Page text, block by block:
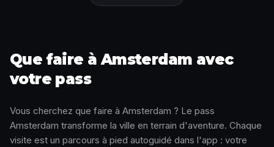
Que faire à Amsterdam avec
votre pass
Vous cherchez que faire à Amsterdam ? Le pass
Amsterdam transforme la ville en terrain d'aventure. Chaque
visite est un parcours à pied autoguidé dans l'app : votre